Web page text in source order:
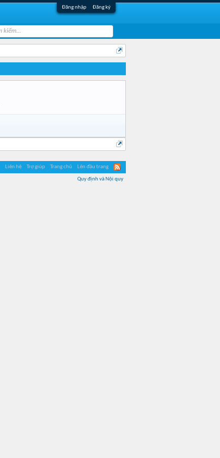
Đăng nhập Đăng ký
Liên hệ Trợ giúp Trang chủ Lên đầu trang
Quy định và Nội quy